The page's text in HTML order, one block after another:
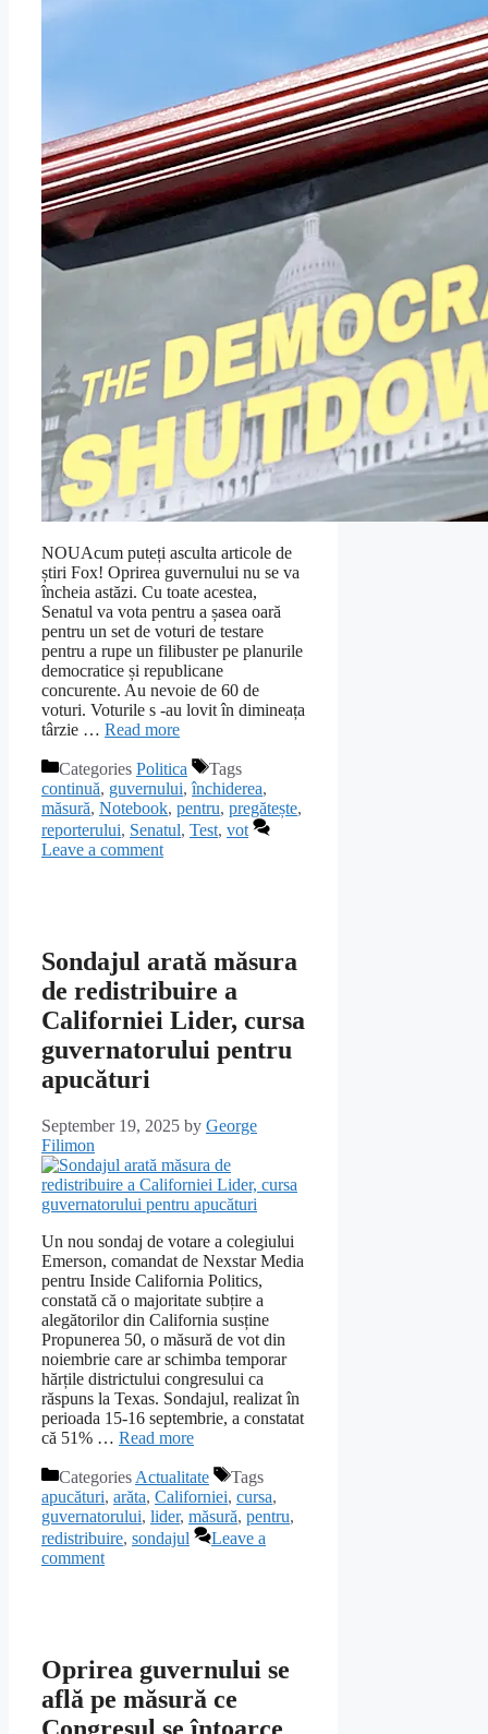
NOUAcum puteți asculta articole de
știri Fox! Oprirea guvernului nu se va
încheia astăzi. Cu toate acestea,
Senatul va vota pentru a șasea oară
pentru un set de voturi de testare
pentru a rupe un filibuster pe planurile
democratice și republicane
concurente. Au nevoie de 60 de
voturi. Voturile s -au lovit în dimineața
târzie … Read more
Categories Politica
Tags
continuă, guvernului,închiderea,
măsură, Notebook, pentru, pregătește,
reporterului, Senatul, Test, vot
Leave a comment
Sondajul arată măsura
de redistribuire a
Californiei Lider, cursa
guvernatorului pentru
apucături
September 19, 2025 by George
Filimon
Un nou sondaj de votare a colegiului
Emerson, comandat de Nexstar Media
pentru Inside California Politics,
constată că o majoritate subțire a
alegătorilor din California susține
Propunerea 50, o măsură de vot din
noiembrie care ar schimba temporar
hărțile districtului congresului ca
răspuns la Texas. Sondajul, realizat în
perioada 15-16 septembrie, a constatat
că 51% … Read more
Categories Actualitate
Tags
apucături, arăta, Californiei, cursa,
guvernatorului, lider, măsură, pentru,
redistribuire, sondajul
Leave a
comment
Oprirea guvernului se
află pe măsură ce
Congresul se întoarce